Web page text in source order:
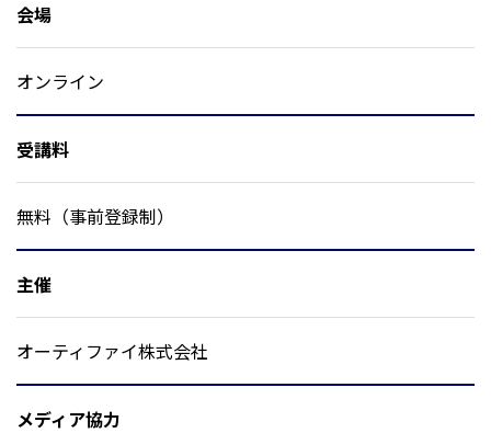
会場
オンライン
受講料
無料（事前登録制）
主催
オーティファイ株式会社
メディア協力